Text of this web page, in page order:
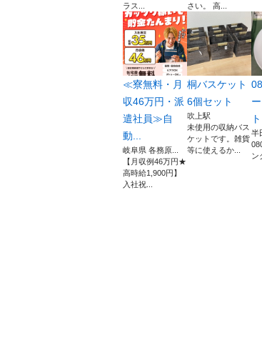
ラス...
さい。 高...
≪寮無料・月
収46万円・派
遣社員≫自
動...
岐阜県 各務原...
【月収例46万円★
高時給1,900円】
入社祝...
桐バスケット
6個セット
吹上駅
未使用の収納バス
ケットです。雑貨
等に使えるか...
ト
半
ン